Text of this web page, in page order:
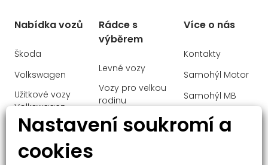
vyhřívaný volant
zadní stěrač
zadní světla LED
záruka
řazení pádly pod volantem
Nabídka vozů
Škoda
Volkswagen
Užitkové vozy
Volkswagen
Audi
Mercedes-Benz
Rádce s
výběrem
Levné vozy
Vozy pro velkou
rodinu
Manažerské
vozy
Více o nás
Kontakty
Samohýl Motor
Samohýl MB
Ochrana
osobních údajů
Nastavení soukromí a
cookies